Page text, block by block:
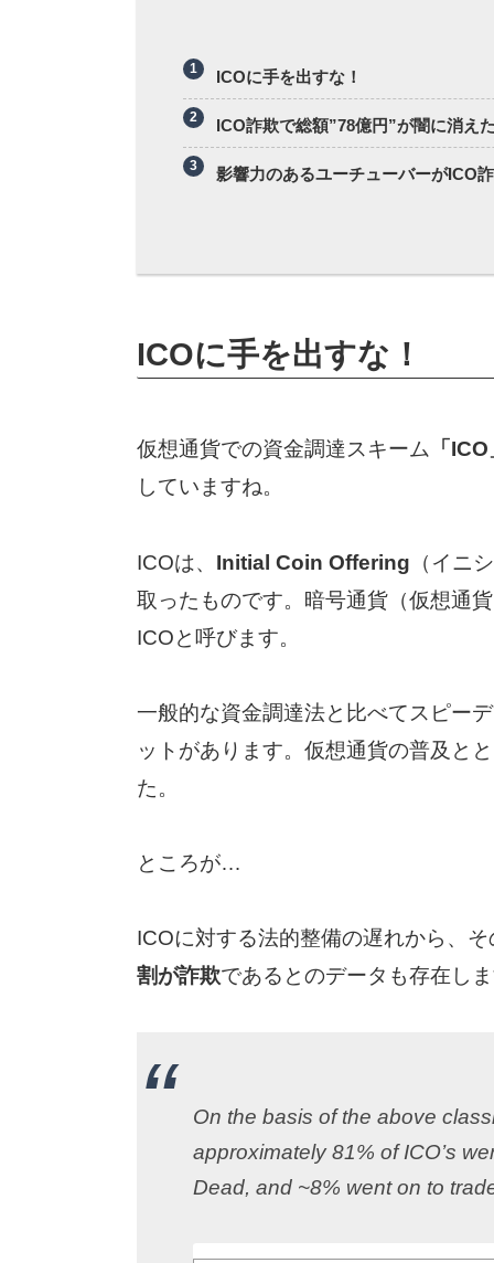
ICOに手を出すな！
ICO詐欺で総額”78億円”が闇に消え
影響力のあるユーチューバーがICO
ICOに手を出すな！
仮想通貨での資金調達スキーム 「
していますね。
ICOは、 Initial Coin Offering （イニ
取ったものです。暗号通貨（仮想通
ICOと呼びます。
一般的な資金調達法と比べてスピー
ットがあります。仮想通貨の普及と
た。
ところが…
ICOに対する法的整備の遅れから、
割が詐欺であるとのデータも存在し
On the basis of the above
approximately81% of ICO’s
Dead, and ~8% went on to